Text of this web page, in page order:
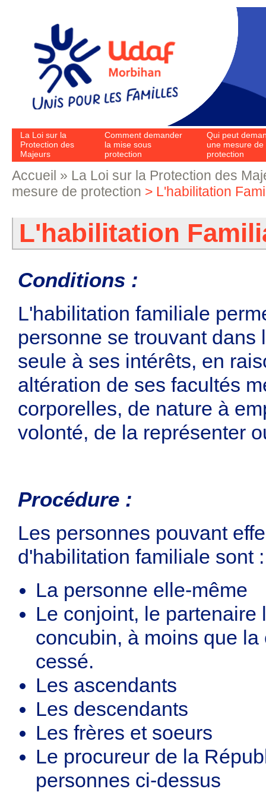
La Loi sur la
Protection des
Majeurs
Comment demander
la mise sous
protection
Qui peut
une mesure de
protection
Vous êtes ici
Accueil » La Loi sur la Protection des
mesure de protection > L'habilitation
L'habilitation
Conditions :
L'habilitation familiale
personne se trouvant
seule à ses intérêts, en
altération de ses facultés
corporelles, de nature à
volonté, de la représenter
Procédure :
Les personnes pouvant
d'habilitation familiale sont :
La personne elle-même
Le conjoint, le partenaire
concubin, à moins que
cessé.
Les ascendants
Les descendants
Les frères et soeurs
Le procureur de la
personnes ci-dessus